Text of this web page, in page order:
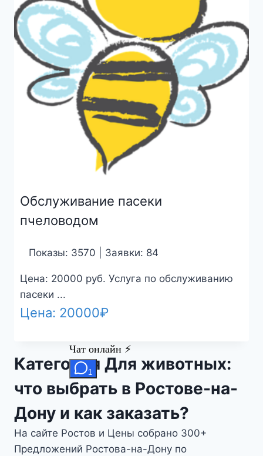
Обслуживание пасеки
пчеловодом
Показы: 3570 | Заявки: 84
Цена: 20000 руб. Услуга по обслуживанию
пасеки ...
Цена: 20000₽
Категория Для животных:
что выбрать в Ростове-на-
Дону и как заказать?
На сайте Ростов и Цены собрано 300+
Предложений Ростова-на-Дону по